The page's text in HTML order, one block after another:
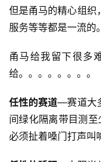
但是甬马的精心组织
服务等等都是一流的。
甬马给我留下很多
给。。。。。。。。
任性的赛道—赛道大
间绿化隔离带目测至
必须扯着嗓门打声叫